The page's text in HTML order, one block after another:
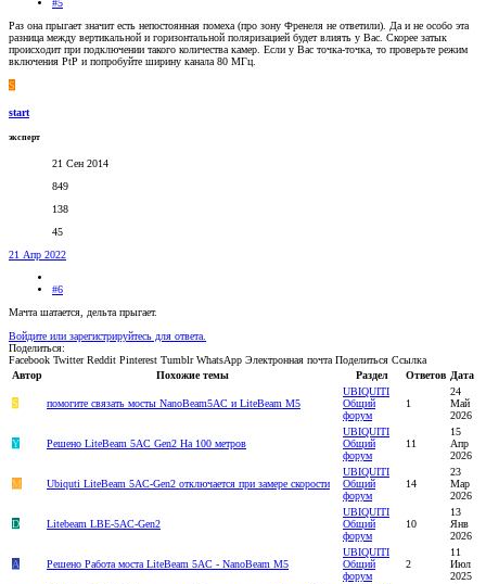
#5
Раз она прыгает значит есть непостоянная помеха (про зону Френеля не ответили). Да и не особо эта
разница между вертикальной и горизонтальной поляризацией будет влиять у Вас. Скорее затык
происходит при подключении такого количества камер. Если у Вас точка-точка, то проверьте режим
включения PtP и попробуйте ширину канала 80 МГц.
S
start
эксперт
21 Сен 2014
849
138
45
21 Апр 2022
#6
Мачта шатается, дельта прыгает.
Войдите или зарегистрируйтесь для ответа.
Поделиться:
Facebook Twitter Reddit Pinterest Tumblr WhatsApp Электронная почта Поделиться Ссылка
Автор
Похожие темы Раздел Ответов Дата
S помогите связать мосты NanoBeam5AC и LiteBeam M5
UBIQUITI
Общий
форум
1
24
Май
2026
Y Решено LiteBeam 5AC Gen2 На 100 метров
UBIQUITI
Общий
форум
11
15
Апр
2026
M Ubiquti LiteBeam 5AC-Gen2 отключается при замере скорости
UBIQUITI
Общий
форум
14
23
Мар
2026
D Litebeam LBE-5AC-Gen2
UBIQUITI
Общий
форум
10
13
Янв
2026
A Решено Работа моста LiteBeam 5AC - NanoBeam M5
UBIQUITI
Общий
форум
2
11
Июл
2025